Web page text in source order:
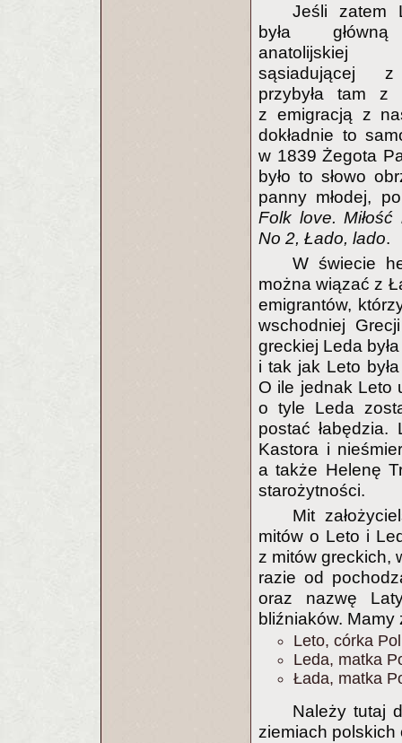
Jeśli zatem
była
sąsiadującej
przybyła tam z
z emigracją z
dokładnie to
w 1839 Żegota
było to słowo
panny młodej,
Folk love.
No 2, Łado, lado.
W świecie
można wiązać z
emigrantów,
wschodniej
greckiej Leda
i tak jak Leto
O ile jednak Leto
o tyle Leda
postać łabędzia.
Kastora i
a także Helenę
starożytności.
Mit
mitów o Leto i
z mitów greckich,
razie od
oraz nazwę
bliźniaków.
Leto, córka
Leda, matka
Łada, matka
Należy tutaj
ziemiach